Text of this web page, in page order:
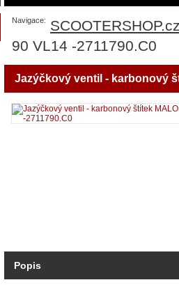
Navigace:
90 VL14 -2711790.C0
Jazýčkový ventil - karbonový
Popis